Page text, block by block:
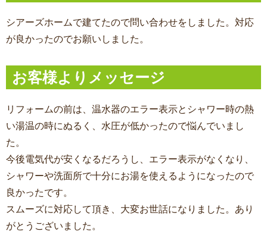
シアーズホームで建てたので問い合わせをしました。対応
が良かったのでお願いしました。
お客様よりメッセージ
リフォームの前は、温水器のエラー表示とシャワー時の熱
い湯温の時にぬるく、水圧が低かったので悩んでいまし
た。
今後電気代が安くなるだろうし、エラー表示がなくなり、
シャワーや洗面所で十分にお湯を使えるようになったので
良かったです。
スムーズに対応して頂き、大変お世話になりました。あり
がとうございました。